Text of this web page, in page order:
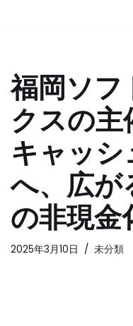
テ
ン
ツ
へ
ス
キ
プ
福岡ソフ
クスの
キャッ
へ、広が
の非現金
2025年3月10日 未分類